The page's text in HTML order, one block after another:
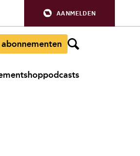
AANMELDEN
shoppodcasts